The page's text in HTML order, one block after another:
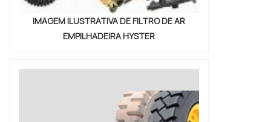
IMAGEM ILUSTRATIVA DE FILTRO DE AR
EMPILHADEIRA HYSTER